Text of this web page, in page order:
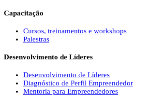
Capacitação
Cursos, treinamentos e workshops
Palestras
Desenvolvimento de Líderes
Desenvolvimento de Líderes
Diagnóstico de Perfil Empreendedor
Mentoria para Empreendedores